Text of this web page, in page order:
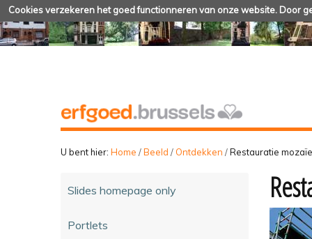
Cookies verzekeren het goed functionneren van onze website. Door
U bent hier: Home /Beeld / Ontdekken /Restauratie
Slides homepage only
Portlets